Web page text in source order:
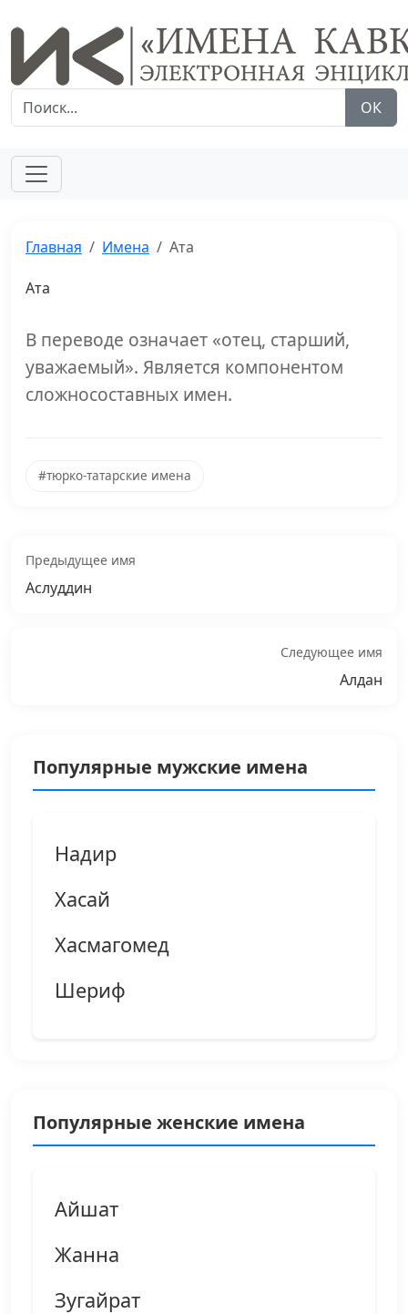
ОК
Главная Имена Ата
Ата
В переводе означает «отец, старший,
уважаемый». Является компонентом
сложносоставных имен.
#тюрко-татарские имена
Предыдущее имя
Аслуддин
Следующее имя
Алдан
Популярные мужские имена
Надир
Хасай
Хасмагомед
Шериф
Популярные женские имена
Айшат
Жанна
Зугайрат